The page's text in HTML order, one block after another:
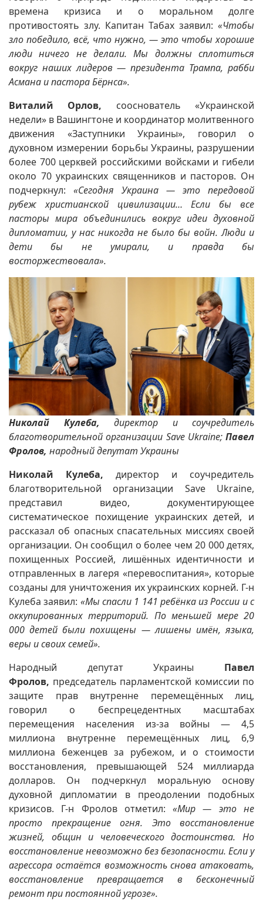
времена кризиса и о моральном долге
противостоять злу. Капитан Табах заявил: «Чтобы
зло победило, всё, что нужно, — это чтобы хорошие
люди ничего не делали. Мы должны сплотиться
вокруг наших лидеров — президента Трампа, рабби
Асмана и пастора Бёрнса».
Виталий Орлов, сооснователь «Украинской
недели» в Вашингтоне и координатор молитвенного
движения «Заступники Украины», говорил о
духовном измерении борьбы Украины, разрушении
более 700 церквей российскими войсками и гибели
около 70 украинских священников и пасторов. Он
подчеркнул: «Сегодня Украина — это передовой
рубеж христианской цивилизации… Если бы все
пасторы мира объединились вокруг идеи духовной
дипломатии, у нас никогда не было бы войн. Люди и
дети бы не умирали, и правда бы
восторжествовала».
Николай Кулеба, директор и соучредитель
благотворительной организации Save Ukraine; Павел
Фролов, народный депутат Украины
Николай Кулеба, директор и соучредитель
благотворительной организации Save Ukraine,
представил видео, документирующее
систематическое похищение украинских детей, и
рассказал об опасных спасательных миссиях своей
организации. Он сообщил о более чем 20 000 детях,
похищенных Россией, лишённых идентичности и
отправленных в лагеря «перевоспитания», которые
созданы для уничтожения их украинских корней. Г-н
Кулеба заявил: «Мы спасли 1 141 ребёнка из России и с
оккупированных территорий. По меньшей мере 20
000 детей были похищены — лишены имён, языка,
веры и своих семей».
Народный депутат Украины
Павел
Фролов, председатель парламентской комиссии по
защите прав внутренне перемещённых лиц,
говорил о беспрецедентных масштабах
перемещения населения из-за войны — 4,5
миллиона внутренне перемещённых лиц, 6,9
миллиона беженцев за рубежом, и о стоимости
восстановления, превышающей 524 миллиарда
долларов. Он подчеркнул моральную основу
духовной дипломатии в преодолении подобных
кризисов. Г-н Фролов отметил:«Мир — это не
просто прекращение огня. Это восстановление
жизней, общин и человеческого достоинства. Но
восстановление невозможно без безопасности. Если у
агрессора остаётся возможность снова атаковать,
восстановление превращается в бесконечный
ремонт при постоянной угрозе».